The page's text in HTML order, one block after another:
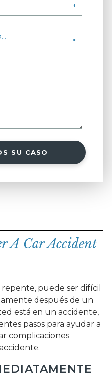
SU CASO
A Car Accident
puede ser difícil
después de un
está en un accidente,
pasos para ayudar a
complicaciones